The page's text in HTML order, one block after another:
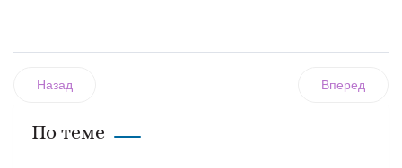
Назад Вперед
По теме